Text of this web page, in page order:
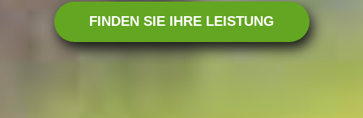
FINDEN SIE IHRE LEISTUNG